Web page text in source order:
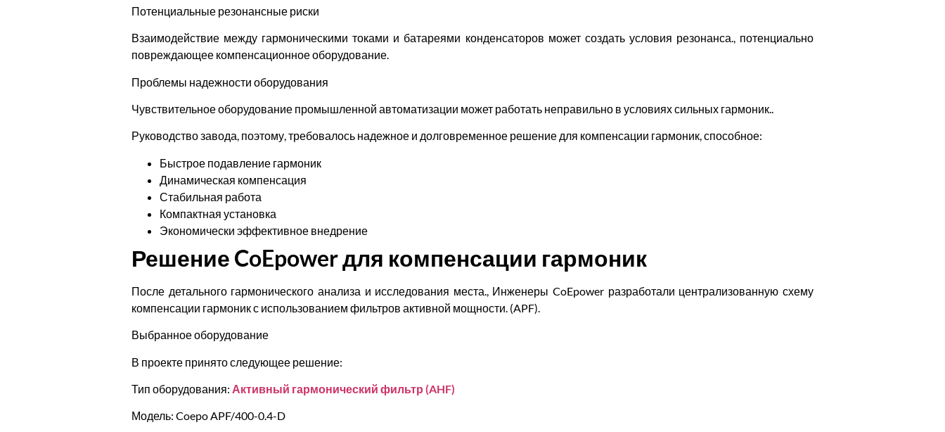
Потенциальные резонансные риски
Взаимодействие между гармоническими токами и батареями конденсаторов может создать условия резонанса., потенциально
повреждающее компенсационное оборудование.
Проблемы надежности оборудования
Чувствительное оборудование промышленной автоматизации может работать неправильно в условиях сильных гармоник..
Руководство завода, поэтому, требовалось надежное и долговременное решение для компенсации гармоник, способное:
Быстрое подавление гармоник
Динамическая компенсация
Стабильная работа
Компактная установка
Экономически эффективное внедрение
Решение CoEpower для компенсации гармоник
После детального гармонического анализа и исследования места., Инженеры CoEpower разработали централизованную схему
компенсации гармоник с использованием фильтров активной мощности. (APF).
Выбранное оборудование
В проекте принято следующее решение:
Тип оборудования: Активный гармонический фильтр (AHF)
Модель: Coepo APF/400-0.4-D